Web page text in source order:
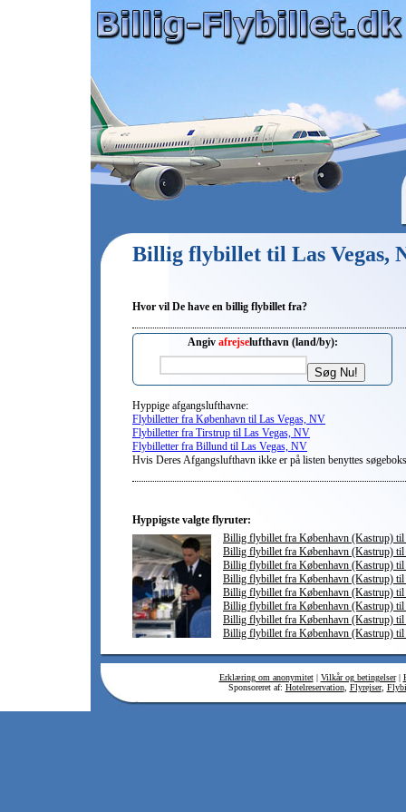
Billig flybillet til Las Vegas,
Hvor vil De have en billig flybillet fra?
Angiv afrejselufthavn (land/by):
Hyppige afgangslufthavne:
Flybilletter fra København til Las Vegas, NV
Flybilletter fra Tirstrup til Las Vegas, NV
Flybilletter fra Billund til Las Vegas, NV
Hvis Deres Afgangslufthavn ikke er på listen benyttes
Hyppigste valgte flyruter:
Billig flybillet fra København (Kastrup) til
Billig flybillet fra København (Kastrup) til
Billig flybillet fra København (Kastrup) til
Billig flybillet fra København (Kastrup) til
Billig flybillet fra København (Kastrup) til
Billig flybillet fra København (Kastrup) til
Billig flybillet fra København (Kastrup) til
Billig flybillet fra København (Kastrup) til
Erklæring om anonymitet| Vilkår og betingelser|
Sponsoreret af: Hotelreservation, Flyrejser,